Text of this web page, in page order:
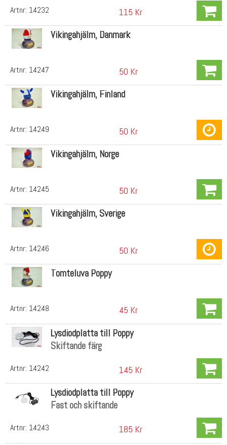
Artnr: 14232 115 Kr
Artnr: 14247
Vikingahjälm, Danmark
50 Kr
Artnr: 14249
Vikingahjälm, Finland
50 Kr
Artnr: 14245
Vikingahjälm, Norge
50 Kr
Artnr: 14246
Vikingahjälm, Sverige
50 Kr
Artnr: 14248
Tomteluva Poppy
45 Kr
Artnr: 14242
Lysdiodplatta till Poppy
Skiftande färg
145 Kr
Artnr: 14243
Lysdiodplatta till Poppy
Fast och skiftande
185 Kr